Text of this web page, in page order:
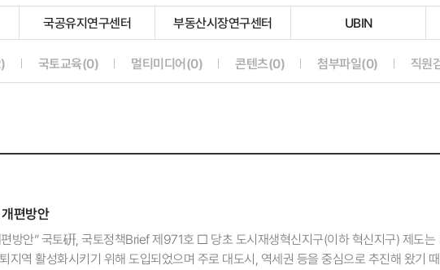
국공유지연구센터
선
택
안
됨
부동산시장연구센터
선
택
UBIN
선
택
안
됨
선택안됨국토교육(0)선택안됨멀티미디어(0)선택안됨콘텐츠(0)선택안됨첨부파일(0)선택안됨직원
편방안
방안” 국토硏, 국토정책Brief 제971호 □ 당초 도시재생혁신지구(이하 혁신지구) 제도는
지역 활성화시키기 위해 도입되었으며 주로 대도시, 역세권 등을 중심으로 추진해 왔기